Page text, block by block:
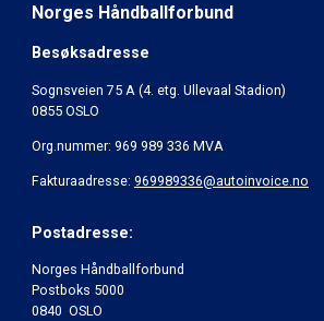
Norges Håndballforbund
Besøksadresse
Sognsveien 75 A (4. etg. Ullevaal Stadion)
0855 OSLO
Org.nummer: 969 989 336 MVA
Fakturaadresse: 969989336@autoinvoice.no
Postadresse:
Norges Håndballforbund
Postboks 5000
0840 OSLO